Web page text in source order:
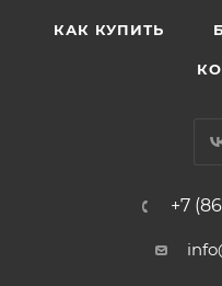
КАК КУПИТЬ
+7